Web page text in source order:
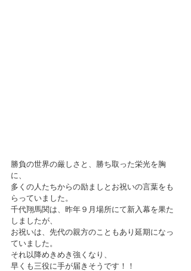
勝負の世界の厳しさと、勝ち取った栄光を胸
に、
多くの人たちからの励ましとお祝いの言葉をも
らっていました。
千代翔馬関は、昨年９月場所にて新入幕を果た
しましたが、
お祝いは、先代の親方のこともあり延期になっ
ていました。
それ以降めきめき強くなり、
早くも三役に手が届きそうです！！